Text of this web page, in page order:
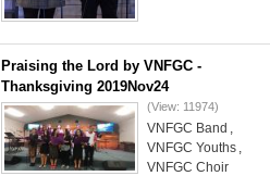
Praising the Lord by VNFGC -
Thanksgiving 2019Nov24
(View: 11974)
VNFGC Band ,
VNFGC Youths ,
VNFGC Choir